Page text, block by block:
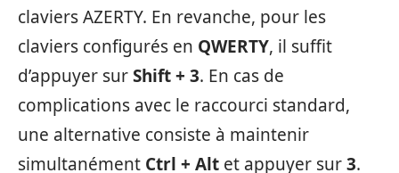
claviers AZERTY. En revanche, pour les
claviers configurés en QWERTY, il suffit
d’appuyer surShift + 3. En cas de
complications avec le raccourci standard,
une alternative consiste à maintenir
simultanément Ctrl + Alt et appuyer sur3.